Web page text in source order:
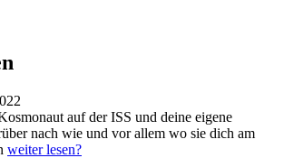
auf der ISS und deine eigene
nach wie und vor allem wo sie dich am
weiter lesen?